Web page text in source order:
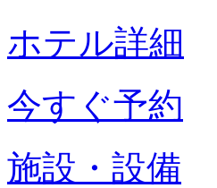
ホテル詳細
今すぐ予約
施設・設備